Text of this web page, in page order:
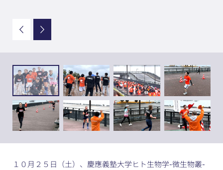
１０月２５日（土）、慶應義塾大学ヒト生物学-微生物叢-